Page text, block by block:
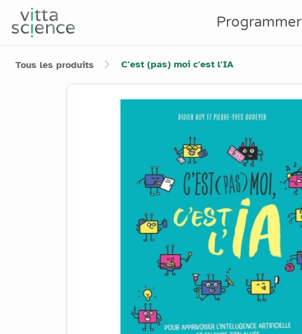
Programmer
Tous les produits C'est (pas) moi c'est l'IA